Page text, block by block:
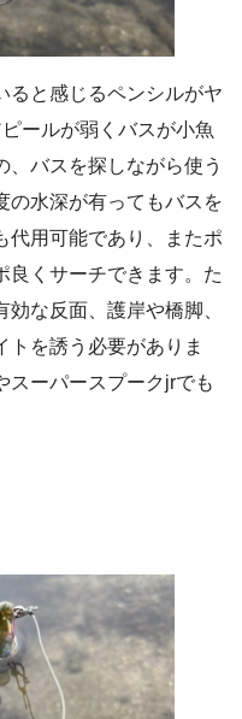
ると感じるペンシルがヤ
ールが弱くバスが小魚
、バスを探しながら使う
の水深が有ってもバスを
代用可能であり、またポ
良くサーチできます。た
な反面、護岸や橋脚、
トを誘う必要がありま
スーパースプークjrでも